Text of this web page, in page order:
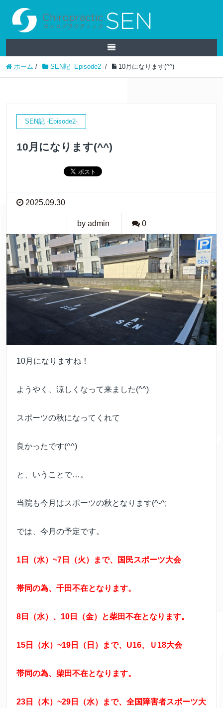
ホーム / SEN記 -Episode2- / 10月になります(^^)
SEN記 -Episode2-
10月になります(^^)
2025.09.30
by admin 0
10月になりますね！
ようやく、涼しくなって来ました(^^)
スポーツの秋になってくれて
良かったです(^^)
と、いうことで…。
当院も今月はスポーツの秋となります(^-^;
では、今月の予定です。
1日（水）~7日（火）まで、国民スポーツ大会
帯同の為、千田不在となります。
8日（水）、10日（金）と柴田不在となります。
15日（水）~19日（日）まで、U16、Ｕ18大会
帯同の為、柴田不在となります。
23日（木）~29日（水）まで、全国障害者スポーツ大